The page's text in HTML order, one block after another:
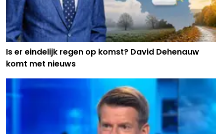
Is er eindelijk regen op komst? David Dehenauw
komt met nieuws